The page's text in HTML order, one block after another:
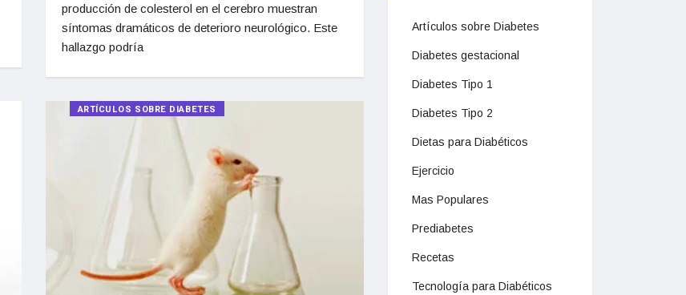
producción de colesterol en el cerebro muestran
síntomas dramáticos de deterioro neurológico. Este
hallazgo podría
ARTÍCULOS SOBRE DIABETES
Artículos sobre Diabetes
Diabetes gestacional
Diabetes Tipo 1
Diabetes Tipo 2
Dietas para Diabéticos
Ejercicio
Mas Populares
Prediabetes
Recetas
Tecnología para Diabéticos